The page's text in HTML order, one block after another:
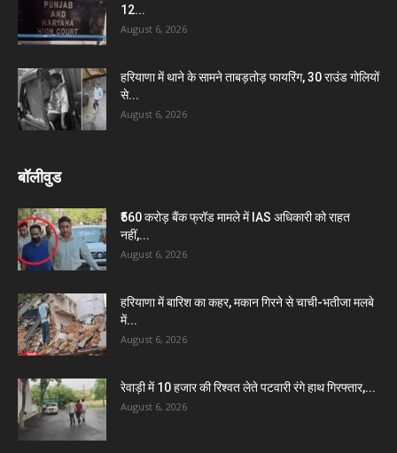
12...
August 6, 2026
हरियाणा में थाने के सामने ताबड़तोड़ फायरिंग, 30 राउंड गोलियों
से...
August 6, 2026
बॉलीवुड
₹560 करोड़ बैंक फ्रॉड मामले में IAS अधिकारी को राहत
नहीं,...
August 6, 2026
हरियाणा में बारिश का कहर, मकान गिरने से चाची-भतीजा मलबे
में...
August 6, 2026
रेवाड़ी में 10 हजार की रिश्वत लेते पटवारी रंगे हाथ गिरफ्तार,...
August 6, 2026